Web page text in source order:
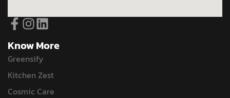
Know More
Greensify
Kitchen Zest
Cosmic Care